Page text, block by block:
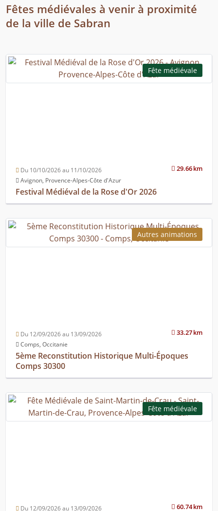
Fêtes médiévales à venir à proximité
de la ville de Sabran
Fête médiévale
29.66 km
Du 10/10/2026 au 11/10/2026
Avignon, Provence-Alpes-Côte d'Azur
Festival Médiéval de la Rose d'Or 2026
Autres animations
33.27 km
Du 12/09/2026 au 13/09/2026
Comps, Occitanie
5ème Reconstitution Historique Multi-Époques
Comps 30300
Fête médiévale
60.74 km
Du 12/09/2026 au 13/09/2026